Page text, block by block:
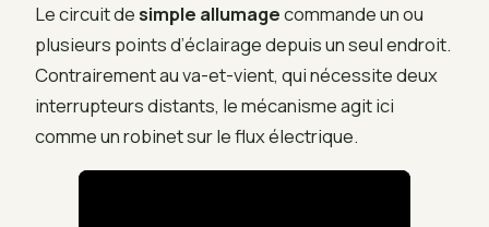
Le circuit desimple allumagecommande un ou
plusieurs points d’éclairage depuis un seul endroit.
Contrairement au va-et-vient, qui nécessite deux
interrupteurs distants, le mécanisme agit ici
comme un robinet sur le flux électrique.